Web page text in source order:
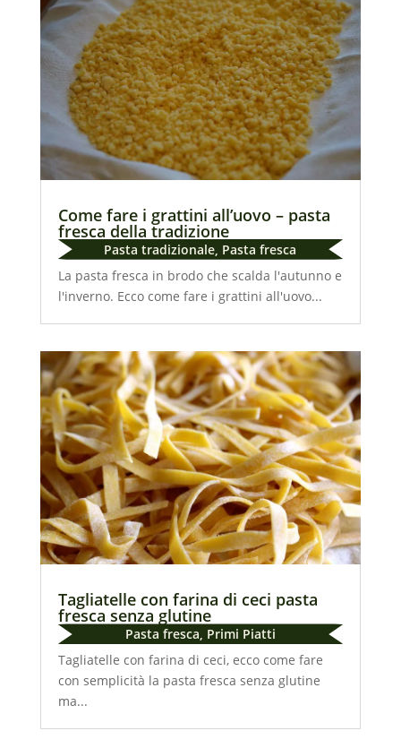
Come fare i grattini all’uovo – pasta
fresca della tradizione
Pasta tradizionale Pasta fresca
La pasta fresca in brodo che scalda l'autunno e
l'inverno. Ecco come fare i grattini all'uovo...
Tagliatelle con farina di ceci pasta
fresca senza glutine
Pasta fresca, Primi Piatti
Tagliatelle con farina di ceci, ecco come fare
con semplicità la pasta fresca senza glutine
ma...